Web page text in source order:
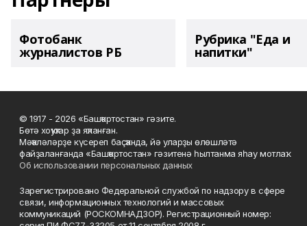
Фотобанк
журналистов РБ
Рубрика "Еда и
напитки"
© 1917 - 2026 «Башҡортостан» гәзите.
Бөтә хоҡуҡтар ҙа яҡланған.
Мәҡәләләрҙе күсереп баҫҡанда, йә уларҙы өлөшләтә
файҙаланғанда «Башҡортостан» гәзитенә һылтанма яһау мотлаҡ.
Об использовании персональных данных
Зарегистрировано Федеральной службой по надзору в сфере
связи, информационных технологий и массовых
коммуникаций (РОСКОМНАДЗОР). Регистрационный номер: